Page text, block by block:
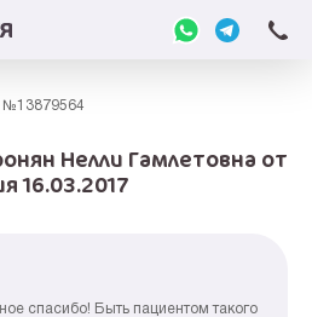
№13879564
Нелли Гамлетовна от
16.03.2017
спасибо! Быть пациентом такого